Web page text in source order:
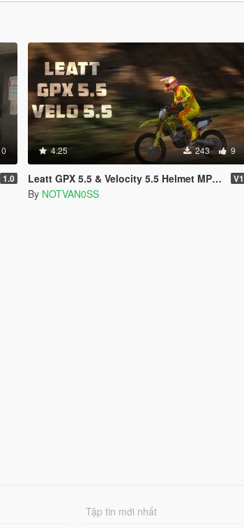
0
1.0
4.25 243 9
Leatt GPX 5.5 & Velocity 5.5 Helmet MP & SP V1
By NOTVAN0SS
Tập tin mới nhất